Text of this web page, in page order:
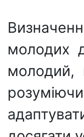
молодих
молодий,